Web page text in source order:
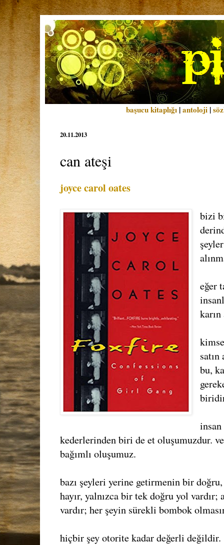
başucu kitaplığı |antoloji |
20.11.2013
can ateşi
joyce carol oates
bizi
eğer
karın
bu,
insan
kederlerinden biri de et oluşumuzdur.
bağımlı oluşumuz.
bazı şeyleri yerine getirmenin bir
hayır, yalnızca bir tek doğru yol
vardır; her şeyin sürekli bombok
hiçbir şey otorite kadar değerli değildir.